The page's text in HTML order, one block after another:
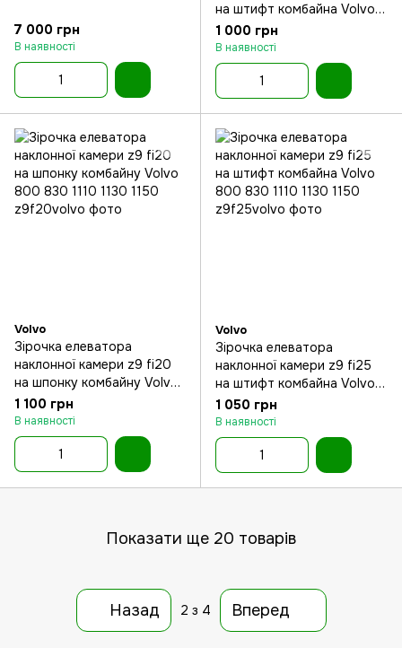
7 000 грн
В наявності
на штифт комбайна Volvo
800 830 1110 1130 1150
1 000 грн
В наявності
Volvo
Зірочка елеватора
наклонної камери z9 fi20
на шпонку комбайну Volvo
800 830 1110 1130 1150
1 100 грн
В наявності
Volvo
Зірочка елеватора
наклонної камери z9 fi25
на штифт комбайна Volvo
800 830 1110 1130 1150
1 050 грн
В наявності
Показати ще 20 товарів
Назад 2 з 4 Вперед